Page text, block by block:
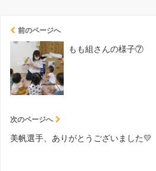
前のページへ
もも組さんの様子⑦
次のページへ
美帆選手、ありがとうございました💛